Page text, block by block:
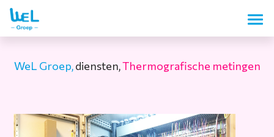
WeL Groep,diensten,Thermografische metingen